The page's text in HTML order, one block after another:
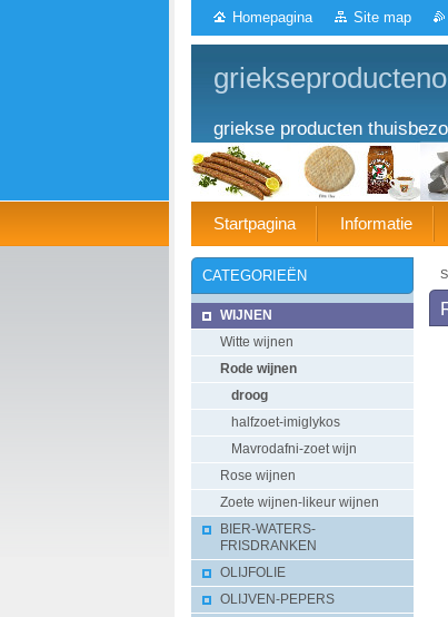
Homepagina Site map
griekse producten
Startpagina Informatie
CATEGORIEËN
WIJNEN
Witte wijnen
Rode wijnen
droog
halfzoet-imiglykos
Mavrodafni-zoet wijn
Rose wijnen
Zoete wijnen-likeur wijnen
BIER-WATERS-
FRISDRANKEN
OLIJFOLIE
OLIJVEN-PEPERS